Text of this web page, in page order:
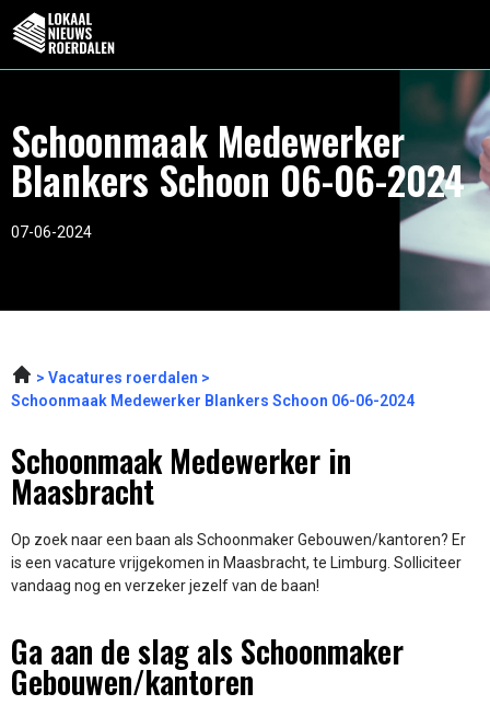
Schoonmaak Medewerker
Blankers Schoon 06-06-2024
07-06-2024
Vacatures roerdalen
Schoonmaak Medewerker Blankers Schoon 06-06-2024
Schoonmaak Medewerker in
Maasbracht
Op zoek naar een baan als Schoonmaker Gebouwen/kantoren? Er
is een vacature vrijgekomen in Maasbracht, te Limburg. Solliciteer
vandaag nog en verzeker jezelf van de baan!
Ga aan de slag als Schoonmaker
Gebouwen/kantoren